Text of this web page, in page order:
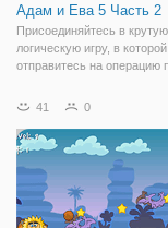
Адам и Ева 5 Часть 2
Присоединяйтесь в крутую
логическую игру, в
отправитесь на операцию
онлайн игра "Адам и Ева 5
смекалку и в
духе. В продолжении
41 0